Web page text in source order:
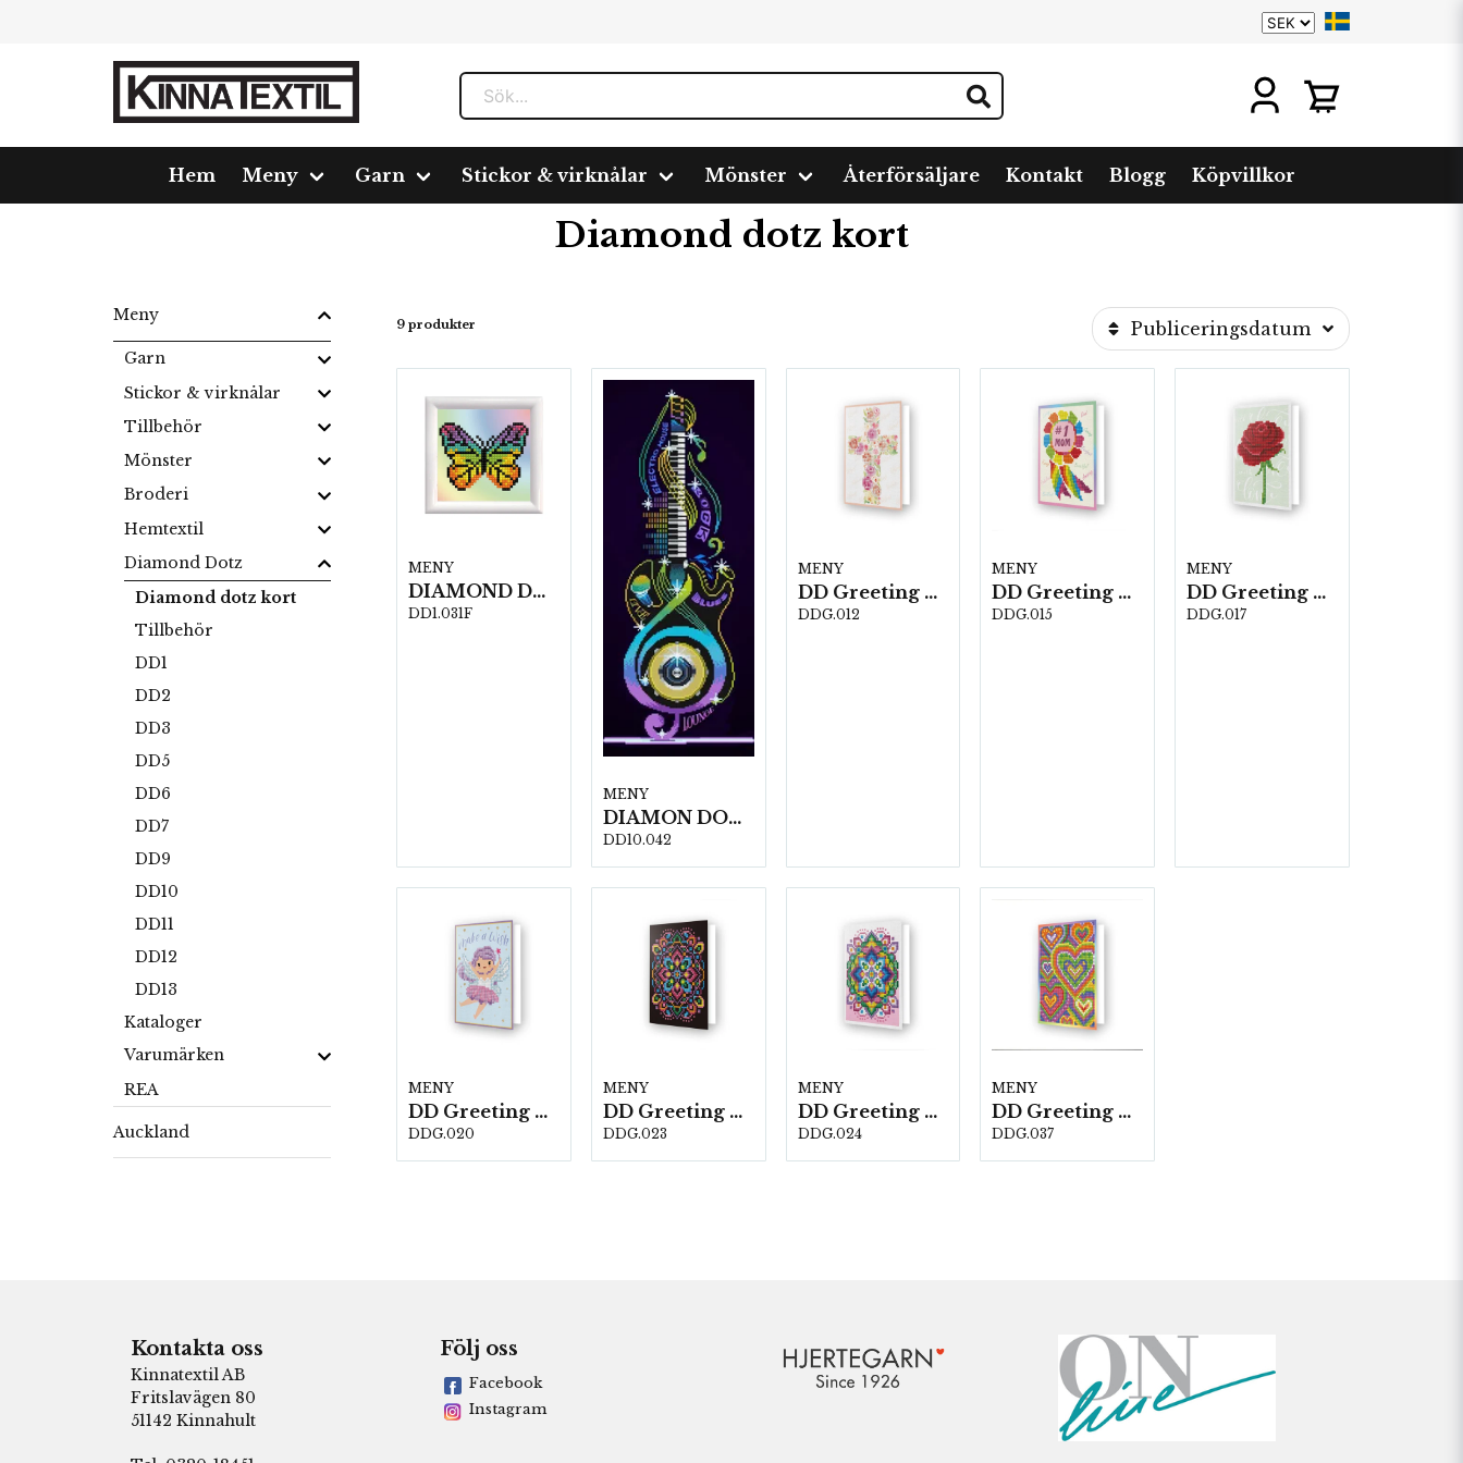
Hem Meny Garn Stickor & virknålar Mönster Återförsäljare Kontakt Blogg Köpvillkor
Meny Diamond Dotz Diamond dotz kort
Diamond dotz kort
Meny
Garn
Stickor & virknålar
Tillbehör
Mönster
Broderi
Hemtextil
Diamond Dotz
Diamond dotz kort
Tillbehör
DD1
DD2
DD3
DD5
DD6
DD7
DD9
DD10
DD11
DD12
DD13
Kataloger
Varumärken
REA
Auckland
9 produkter Publiceringsdatum
MENY
DIAMOND DOTZ DD1.031 10 x 10 cm med ram
DD1.031F
MENY
DIAMON DOTZ DD10.042 52 x 38 cm
DD10.042
MENY
DD Greeting Cards DDG.012 Blessings
DDG.012
MENY
DD Greeting Cards DDG.015 No. 1 Mom
DDG.015
MENY
DD Greeting Cards DDG.017 Love Rose
DDG.017
MENY
DD Greeting Cards DDG.020
DDG.020
MENY
DD Greeting Cards DDG.023
DDG.023
MENY
DD Greeting Cards PINK STAR DDG.024
DDG.024
MENY
DD Greeting Cards DDG.037
DDG.037
Kontakta oss
Kinnatextil AB
Fritslavägen 80
51142 Kinnahult
Följ oss
Facebook
Instagram